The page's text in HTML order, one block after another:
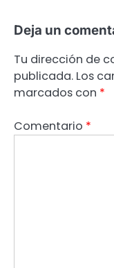
Deja un
Tu dirección de
publicada. Los
marcados con *
Comentario *